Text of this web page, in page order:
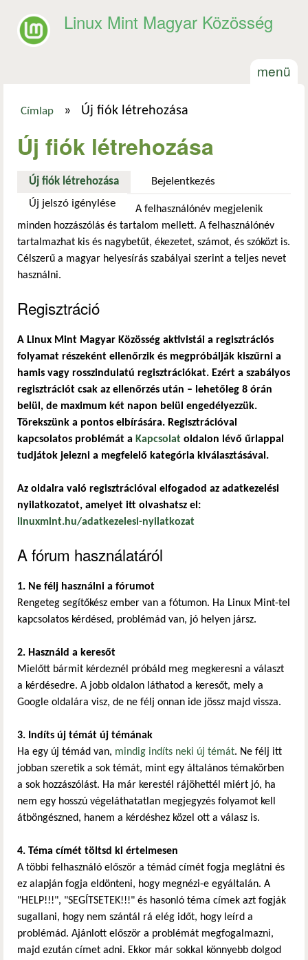
Linux Mint Magyar Közösség
menü
Jelenlegi hely
Címlap » Új fiók létrehozása
Új fiók létrehozása
Új fiók létrehozása (aktív fül)Bejelentkezés
Új jelszó igénylése
A felhasználónév megjelenik
minden hozzászólás és tartalom mellett. A felhasználónév
tartalmazhat kis és nagybetűt, ékezetet, számot, és szóközt is.
Célszerű a magyar helyesírás szabályai szerint a teljes nevet
használni.
Regisztráció
A Linux Mint Magyar Közösség aktivistái a regisztrációs
folyamat részeként ellenőrzik és megpróbálják kiszűrni a
hamis vagy rosszindulatú regisztrációkat. Ezért a szabályos
regisztrációt csak az ellenőrzés után – lehetőleg 8 órán
belül, de maximum két napon belül engedélyezzük.
Törekszünk a pontos elbírására. Regisztrációval
kapcsolatos problémát a Kapcsolat oldalon lévő űrlappal
tudjátok jelezni a megfelelő kategória kiválasztásával.
Az oldalra való regisztrációval elfogadod az adatkezelési
nyilatkozatot, amelyet itt olvashatsz el:
linuxmint.hu/adatkezelesi-nyilatkozat
A fórum használatáról
1. Ne félj használni a fórumot
Rengeteg segítőkész ember van a fótumon. Ha Linux Mint-tel
kapcsolatos kérdésed, problémád van, jó helyen jársz.
2. Használd a keresőt
Mielőtt bármit kérdeznél próbáld meg megkeresni a választ
a kérdésedre. A jobb oldalon láthatod a keresőt, mely a
Google oldalára visz, de ne félj onnan ide jössz majd vissza.
3. Indíts új témát új témának
Ha egy új témád van, mindig indíts neki új témát. Ne félj itt
jobban szeretik a sok témát, mint egy általános témakörben
a sok hozzászólást. Ha már kerestél rájöhettél miért jó, ha
nem egy hosszú végeláthatatlan megjegyzés folyamot kell
átböngészned, hanem a kérdéshez közel ott a válasz is.
4. Téma címét töltsd ki értelmesen
A többi felhasználó először a témád címét fogja meglátni és
ez alapján fogja eldönteni, hogy megnézi-e egyáltalán. A
"HELP!!!", "SEGÍTSETEK!!!" és hasonló téma címek azt fogják
sugallani, hogy nem szántál rá elég időt, hogy leírd a
problémád. Ajánlott először a problémát megfogalmazni,
majd ezután címet adni. Ekkor már sokkal könnyebb dolgod